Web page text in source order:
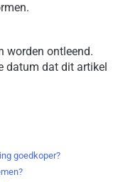
worden ontleend.
datum dat dit artikel
goedkoper?